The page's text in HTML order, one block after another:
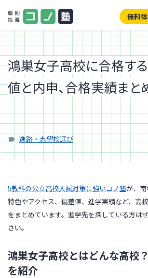
無料
鴻巣女子高校に合格す
値と内申、合格実績まと
進路・志望校選び
5教科の公立高校入試対策に強いコノ塾が、南
特色やアクセス、偏差値、進学実績など、高
をまとめています。進学先を探している方は
さい。
鴻巣女子高校とはどんな高校
を紹介